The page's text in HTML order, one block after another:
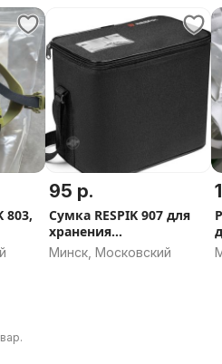
803,
95 р.
Сумка RESPIK 907 для
хранения
полнолицевых масок
Минск, Московский